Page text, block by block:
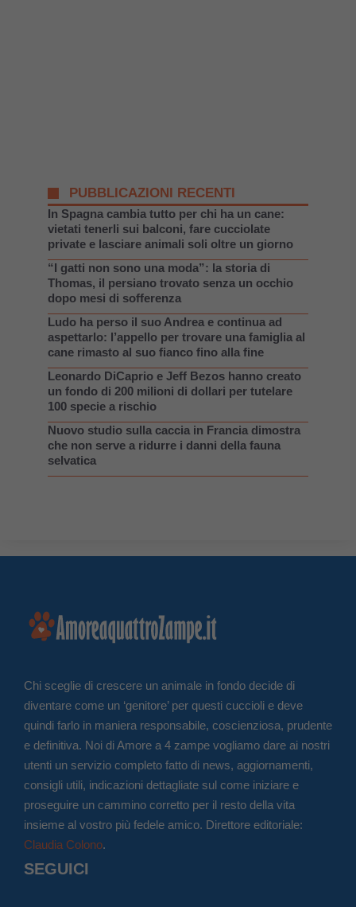
PUBBLICAZIONI RECENTI
In Spagna cambia tutto per chi ha un cane:
vietati tenerli sui balconi, fare cucciolate
private e lasciare animali soli oltre un giorno
“I gatti non sono una moda”: la storia di
Thomas, il persiano trovato senza un occhio
dopo mesi di sofferenza
Ludo ha perso il suo Andrea e continua ad
aspettarlo: l’appello per trovare una famiglia al
cane rimasto al suo fianco fino alla fine
Leonardo DiCaprio e Jeff Bezos hanno creato
un fondo di 200 milioni di dollari per tutelare
100 specie a rischio
Nuovo studio sulla caccia in Francia dimostra
che non serve a ridurre i danni della fauna
selvatica
Chi sceglie di crescere un animale in fondo decide di
diventare come un ‘genitore’ per questi cuccioli e deve
quindi farlo in maniera responsabile, coscienziosa, prudente
e definitiva. Noi di Amore a 4 zampe vogliamo dare ai nostri
utenti un servizio completo fatto di news, aggiornamenti,
consigli utili, indicazioni dettagliate sul come iniziare e
proseguire un cammino corretto per il resto della vita
insieme al vostro più fedele amico. Direttore editoriale:
Claudia Colono.
SEGUICI